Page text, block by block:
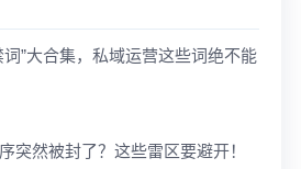
”大合集，私域运营这些词绝不能
突然被封了？这些雷区要避开！